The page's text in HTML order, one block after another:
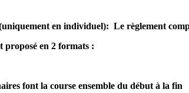
en individuel): Le règlement
proposé en 2 formats :
font la course ensemble du début à la fin